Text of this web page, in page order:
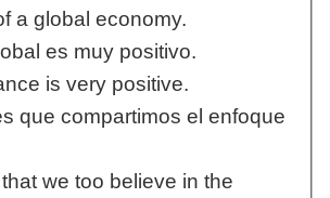
a global economy.
es muy positivo.
is very positive.
que compartimos el enfoque
we too believe in the